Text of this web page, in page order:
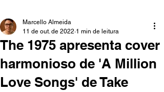
The 1975 apresenta cover
harmonioso de 'A Million
Love Songs' de Take
Marcello Almeida
11 de out. de 2022 1 min de leitura